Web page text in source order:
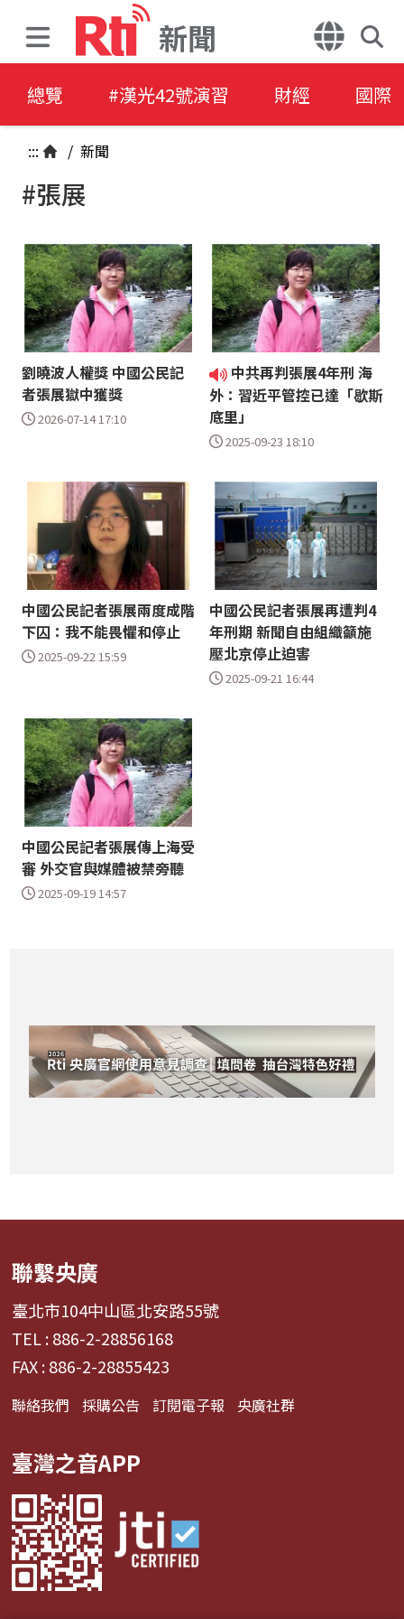
新聞
總覽 #漢光42號演習 財經 國際
::: / 新聞
#張展
劉曉波人權獎 中國公民記
者張展獄中獲獎
2026-07-14 17:10
中共再判張展4年刑 海
外：習近平管控已達「歇斯
底里」
2025-09-23 18:10
中國公民記者張展兩度成階
下囚：我不能畏懼和停止
2025-09-22 15:59
中國公民記者張展再遭判4
年刑期 新聞自由組織籲施
壓北京停止迫害
2025-09-21 16:44
中國公民記者張展傳上海受
審 外交官與媒體被禁旁聽
2025-09-19 14:57
聯繫央廣
臺北市104中山區北安路55號
TEL : 886-2-28856168
FAX : 886-2-28855423
聯絡我們 採購公告 訂閱電子報 央廣社群
臺灣之音APP